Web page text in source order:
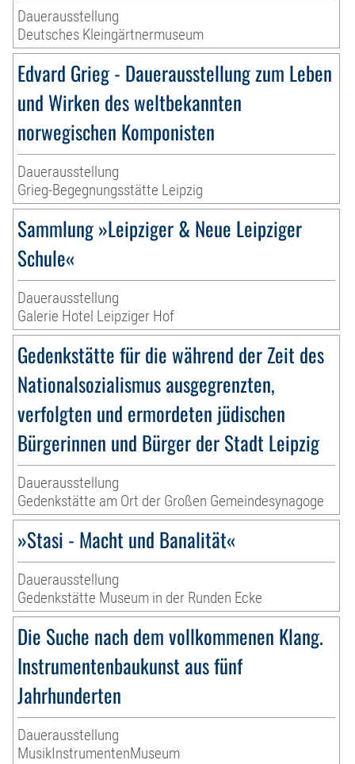
Dauerausstellung
Deutsches Kleingärtnermuseum
Edvard Grieg - Dauerausstellung zum Leben
und Wirken des weltbekannten
norwegischen Komponisten
Dauerausstellung
Grieg-Begegnungsstätte Leipzig
Sammlung »Leipziger & Neue Leipziger
Schule«
Dauerausstellung
Galerie Hotel Leipziger Hof
Gedenkstätte für die während der Zeit des
Nationalsozialismus ausgegrenzten,
verfolgten und ermordeten jüdischen
Bürgerinnen und Bürger der Stadt Leipzig
Dauerausstellung
Gedenkstätte am Ort der Großen Gemeindesynagoge
»Stasi - Macht und Banalität«
Dauerausstellung
Gedenkstätte Museum in der Runden Ecke
Die Suche nach dem vollkommenen Klang.
Instrumentenbaukunst aus fünf
Jahrhunderten
Dauerausstellung
MusikInstrumentenMuseum